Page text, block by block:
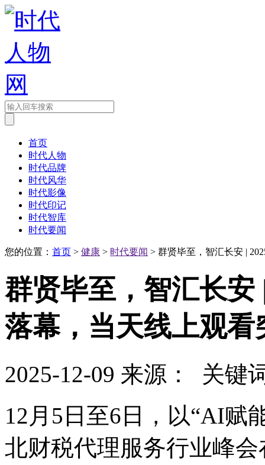
首页
时代人物
时代品牌
时代风华
时代影像
时代印记
时代智库
时代要闻
您的位置： 首页 > 健康 > 时代要闻 > 群贤毕至，智汇长安 |
群贤毕至，智汇长安
落幕，当天线上观看
2025-12-09 来源：
关键
12月5日至6日，以“AI赋
北财税代理服务行业峰